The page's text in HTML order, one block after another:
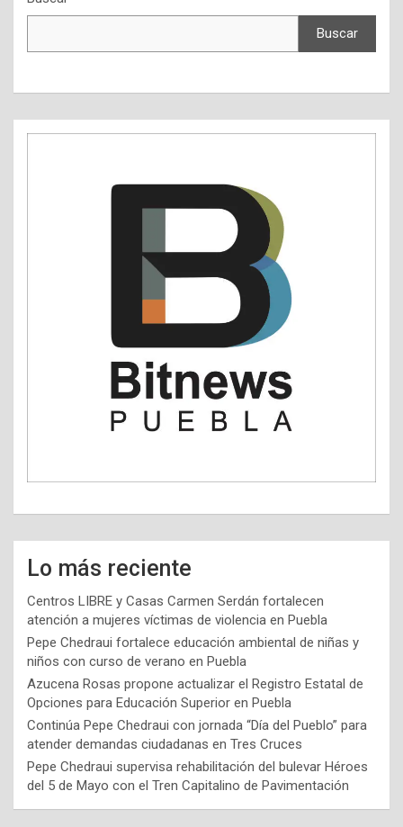
Buscar
Lo más reciente
Centros LIBRE y Casas Carmen Serdán fortalecen
atención a mujeres víctimas de violencia en Puebla
Pepe Chedraui fortalece educación ambiental de niñas y
niños con curso de verano en Puebla
Azucena Rosas propone actualizar el Registro Estatal de
Opciones para Educación Superior en Puebla
Continúa Pepe Chedraui con jornada “Día del Pueblo” para
atender demandas ciudadanas en Tres Cruces
Pepe Chedraui supervisa rehabilitación del bulevar Héroes
del 5 de Mayo con el Tren Capitalino de Pavimentación